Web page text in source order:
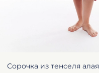
Сорочка из тенселя алая